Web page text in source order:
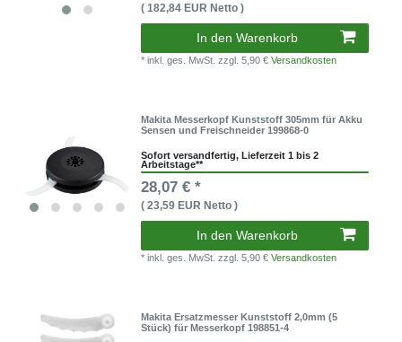
( 182,84 EUR Netto )
In den Warenkorb
* inkl. ges. MwSt.zzgl. 5,90 €Versandkosten
Makita Messerkopf Kunststoff 305mm für Akku
Sensen und Freischneider 199868-0
Sofort versandfertig, Lieferzeit 1 bis 2
Arbeitstage**
28,07 € *
( 23,59 EUR Netto )
In den Warenkorb
* inkl. ges. MwSt.zzgl. 5,90 €Versandkosten
Makita Ersatzmesser Kunststoff 2,0mm (5
Stück) für Messerkopf 198851-4